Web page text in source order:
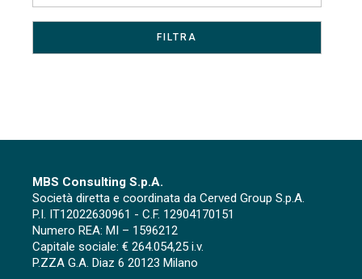
MBS Consulting S.p.A.
Società diretta e coordinata da Cerved Group S.p.A.
P.I. IT12022630961 - C.F. 12904170151
Numero REA: MI – 1596212
Capitale sociale: € 264.054,25 i.v.
P.ZZA G.A. Diaz 6 20123 Milano